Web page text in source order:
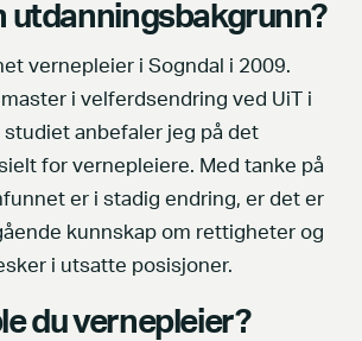
utdanningsbakgrunn?
vernepleier i Sogndal i 2009.
i velferdsendring ved UiT i
studiet anbefaler jeg på det
for vernepleiere. Med tanke på
er i stadig endring, er det er
kunnskap om rettigheter og
i utsatte posisjoner.
du vernepleier?